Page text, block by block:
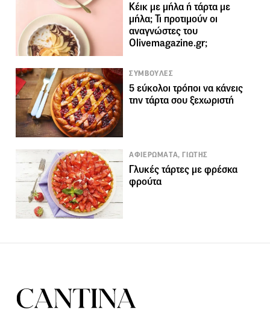
Κέικ με μήλα ή τάρτα με
μήλα; Τι προτιμούν οι
αναγνώστες του
Olivemagazine.gr;
ΣΥΜΒΟΥΛΕΣ
5 εύκολοι τρόποι να κάνεις
την τάρτα σου ξεχωριστή
ΑΦΙΕΡΩΜΑΤΑ, ΓΙΩΤΗΣ
Γλυκές τάρτες με φρέσκα
φρούτα